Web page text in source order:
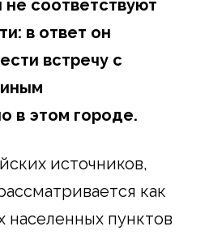
не соответствуют
в ответ он
встречу с
в этом городе.
источников,
как
населенных пунктов